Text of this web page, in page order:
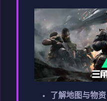
了解地图与物资